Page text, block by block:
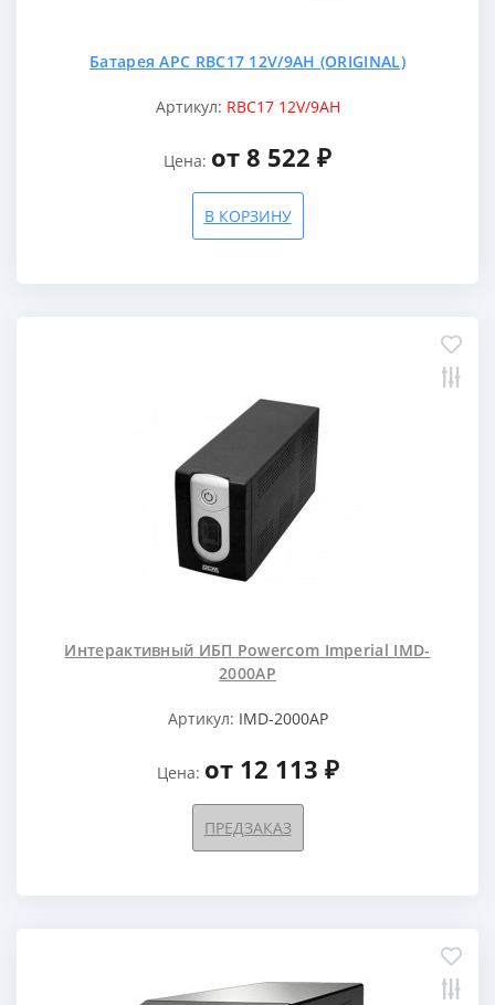
Батарея APC RBC17 12V/9AH (ORIGINAL)
Артикул: RBC17 12V/9AH
Цена: от 8 522 ₽
В КОРЗИНУ
Интерактивный ИБП Powercom Imperial IMD-
2000AP
Артикул: IMD-2000AP
Цена: от 12 113 ₽
ПРЕДЗАКАЗ